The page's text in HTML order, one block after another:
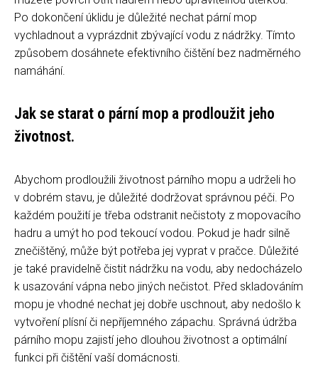
Po dokončení úklidu je důležité nechat pární mop
vychladnout a vyprázdnit zbývající vodu z nádržky. Tímto
způsobem dosáhnete efektivního čištění bez nadměrného
namáhání.
Jak se starat o pární mop a prodloužit jeho
životnost.
Abychom prodloužili životnost párního mopu a udrželi ho
v dobrém stavu, je důležité dodržovat správnou péči. Po
každém použití je třeba odstranit nečistoty z mopovacího
hadru a umýt ho pod tekoucí vodou. Pokud je hadr silně
znečištěný, může být potřeba jej vyprat v pračce. Důležité
je také pravidelně čistit nádržku na vodu, aby nedocházelo
k usazování vápna nebo jiných nečistot. Před skladováním
mopu je vhodné nechat jej dobře uschnout, aby nedošlo k
vytvoření plísní či nepříjemného zápachu. Správná údržba
párního mopu zajistí jeho dlouhou životnost a optimální
funkci při čištění vaší domácnosti.